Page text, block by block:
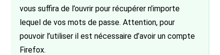
vous suffira de l’ouvrir pour récupérer n’importe
lequel de vos mots de passe. Attention, pour
pouvoir l’utiliser il est nécessaire d’avoir un compte
Firefox.